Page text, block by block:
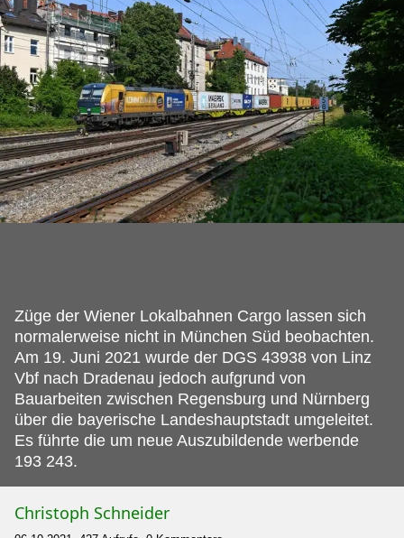
Züge der Wiener Lokalbahnen Cargo lassen sich
normalerweise nicht in München Süd beobachten.
Am 19. Juni 2021 wurde der DGS 43938 von Linz
Vbf nach Dradenau jedoch aufgrund von
Bauarbeiten zwischen Regensburg und Nürnberg
über die bayerische Landeshauptstadt umgeleitet.
Es führte die um neue Auszubildende werbende
193 243.
Christoph Schneider